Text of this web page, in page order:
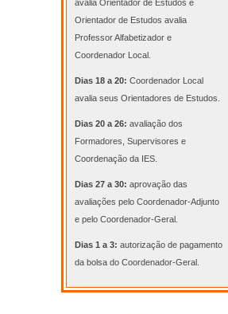
avalia Orientador de Estudos e
Orientador de Estudos avalia
Professor Alfabetizador e
Coordenador Local.
Dias 18 a 20:Coordenador Local
avalia seus Orientadores de Estudos.
Dias 20 a 26:avaliação dos
Formadores, Supervisores e
Coordenação da IES.
Dias 27 a 30:aprovação das
avaliações pelo Coordenador-Adjunto
e pelo Coordenador-Geral.
Dias 1 a 3:autorização de pagamento
da bolsa do Coordenador-Geral.